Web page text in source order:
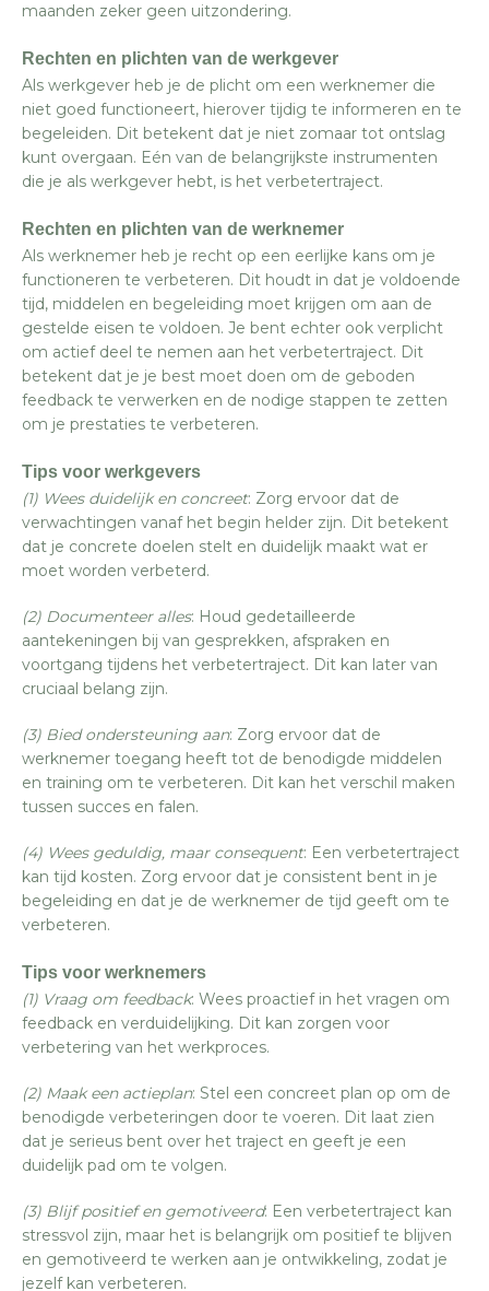
maanden zeker geen uitzondering.
Rechten en plichten van de werkgever
Als werkgever heb je de plicht om een werknemer die
niet goed functioneert, hierover tijdig te informeren en te
begeleiden. Dit betekent dat je niet zomaar tot ontslag
kunt overgaan. Eén van de belangrijkste instrumenten
die je als werkgever hebt, is het verbetertraject.
Rechten en plichten van de werknemer
Als werknemer heb je recht op een eerlijke kans om je
functioneren te verbeteren. Dit houdt in dat je voldoende
tijd, middelen en begeleiding moet krijgen om aan de
gestelde eisen te voldoen. Je bent echter ook verplicht
om actief deel te nemen aan het verbetertraject. Dit
betekent dat je je best moet doen om de geboden
feedback te verwerken en de nodige stappen te zetten
om je prestaties te verbeteren.
Tips voor werkgevers
(1) Wees duidelijk en concreet: Zorg ervoor dat de
verwachtingen vanaf het begin helder zijn. Dit betekent
dat je concrete doelen stelt en duidelijk maakt wat er
moet worden verbeterd.
(2) Documenteer alles: Houd gedetailleerde
aantekeningen bij van gesprekken, afspraken en
voortgang tijdens het verbetertraject. Dit kan later van
cruciaal belang zijn.
(3) Bied ondersteuning aan: Zorg ervoor dat de
werknemer toegang heeft tot de benodigde middelen
en training om te verbeteren. Dit kan het verschil maken
tussen succes en falen.
(4) Wees geduldig, maar consequent: Een verbetertraject
kan tijd kosten. Zorg ervoor dat je consistent bent in je
begeleiding en dat je de werknemer de tijd geeft om te
verbeteren.
Tips voor werknemers
(1) Vraag om feedback: Wees proactief in het vragen om
feedback en verduidelijking. Dit kan zorgen voor
verbetering van het werkproces.
(2) Maak een actieplan: Stel een concreet plan op om de
benodigde verbeteringen door te voeren. Dit laat zien
dat je serieus bent over het traject en geeft je een
duidelijk pad om te volgen.
(3) Blijf positief en gemotiveerd: Een verbetertraject kan
stressvol zijn, maar het is belangrijk om positief te blijven
en gemotiveerd te werken aan je ontwikkeling, zodat je
jezelf kan verbeteren.